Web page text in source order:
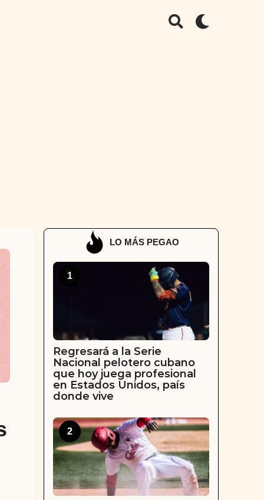
LO MÁS PEGAO
1
Regresará a la Serie
Nacional pelotero cubano
que hoy juega profesional
en Estados Unidos, país
donde vive
2